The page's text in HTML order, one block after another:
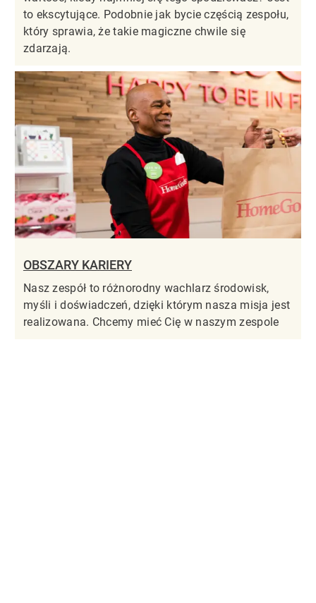
to ekscytujące. Podobnie jak bycie częścią zespołu,
który sprawia, że takie magiczne chwile się
zdarzają.
OBSZARY KARIERY
Nasz zespół to różnorodny wachlarz środowisk,
myśli i doświadczeń, dzięki którym nasza misja jest
realizowana. Chcemy mieć Cię w naszym zespole